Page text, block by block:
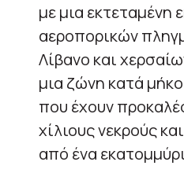
με μια εκτεταμένη
αεροπορικών
Λίβανο και
μια ζώνη κατά
που έχουν
χίλιους νεκρούς
από ένα